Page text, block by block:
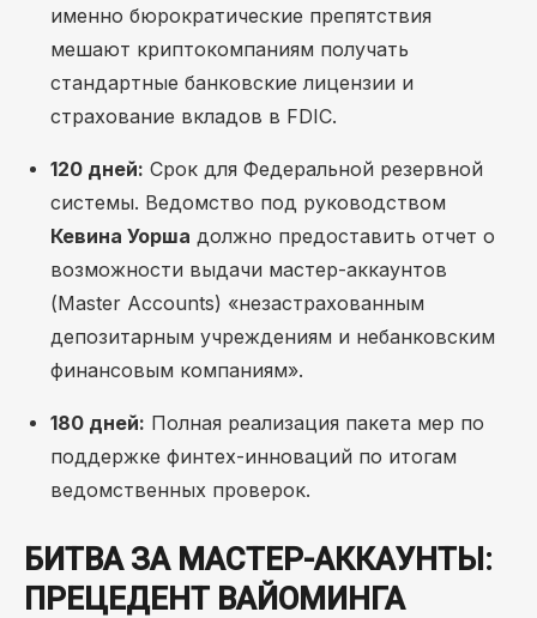
именно бюрократические препятствия
мешают криптокомпаниям получать
стандартные банковские лицензии и
страхование вкладов в FDIC.
120 дней: Срок для Федеральной резервной
системы. Ведомство под руководством
Кевина Уорша должно предоставить отчет о
возможности выдачи мастер-аккаунтов
(Master Accounts) «незастрахованным
депозитарным учреждениям и небанковским
финансовым компаниям».
180 дней: Полная реализация пакета мер по
поддержке финтех-инноваций по итогам
ведомственных проверок.
БИТВА ЗА МАСТЕР-АККАУНТЫ:
ПРЕЦЕДЕНТ ВАЙОМИНГА